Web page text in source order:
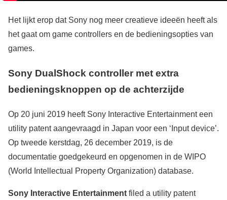
Het lijkt erop dat Sony nog meer creatieve ideeën heeft als
het gaat om game controllers en de bedieningsopties van
games.
Sony DualShock controller met extra
bedieningsknoppen op de achterzijde
Op 20 juni 2019 heeft Sony Interactive Entertainment een
utility patent aangevraagd in Japan voor een ‘Input device’.
Op tweede kerstdag, 26 december 2019, is de
documentatie goedgekeurd en opgenomen in de WIPO
(World Intellectual Property Organization) database.
Sony Interactive Entertainment filed a utility patent